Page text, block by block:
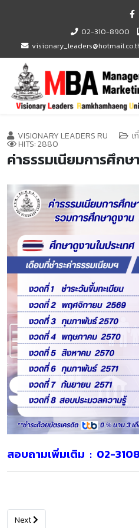
02-310-8900
VISIONARY LEADERS RU เ
HITS: 2880
ค่าธรรมเนียมการศึกษ
สอบถามเพิ่มเติม : 02-
Next article: คำอธิบายรายวิชา
Next